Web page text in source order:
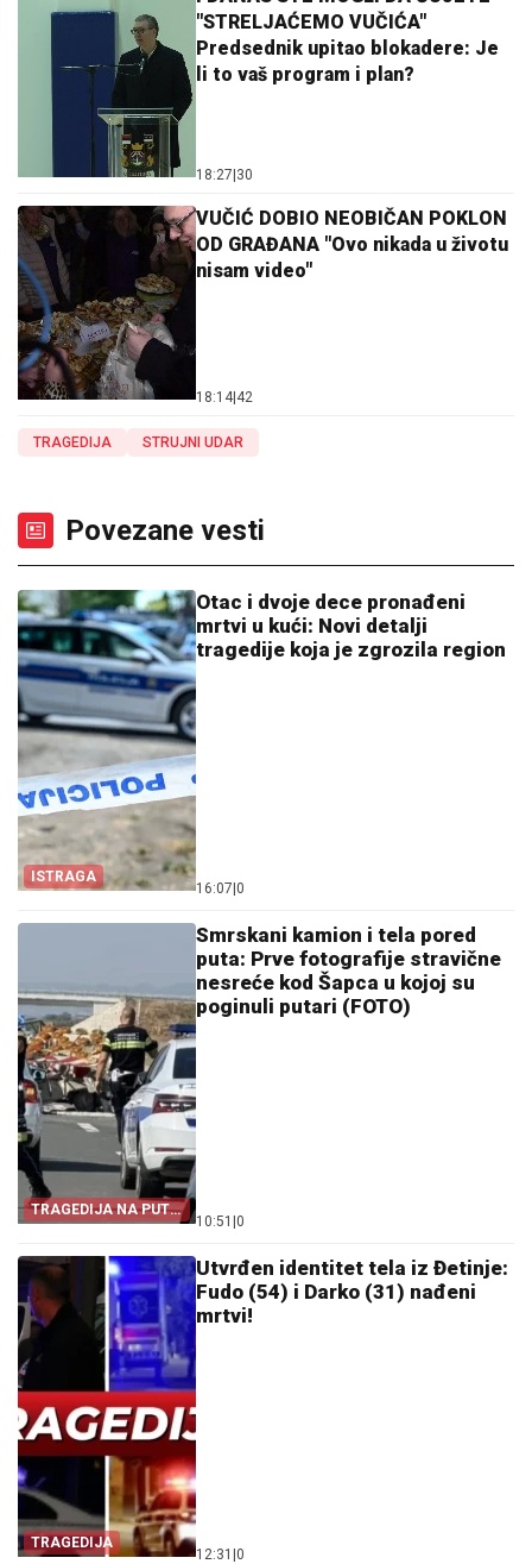
"STRELJAĆEMO VUČIĆA"
Predsednik upitao blokadere: Je
li to vaš program i plan?
18:27 30
VUČIĆ DOBIO NEOBIČAN POKLON
OD GRAĐANA "Ovo nikada u životu
nisam video"
18:14 42
TRAGEDIJA STRUJNI UDAR
Povezane vesti
ISTRAGA
Otac i dvoje dece pronađeni
mrtvi u kući: Novi detalji
tragedije koja je zgrozila region
16:07 0
TRAGEDIJA NA PUTU
ŠABAC–LOZNICA
Smrskani kamion i tela pored
puta: Prve fotografije stravične
nesreće kod Šapca u kojoj su
poginuli putari (FOTO)
10:51 0
TRAGEDIJA
Utvrđen identitet tela iz Đetinje:
Fudo (54) i Darko (31) nađeni
mrtvi!
12:31 0